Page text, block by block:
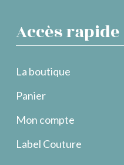
Accès rapide
La boutique
Panier
Mon compte
Label Couture